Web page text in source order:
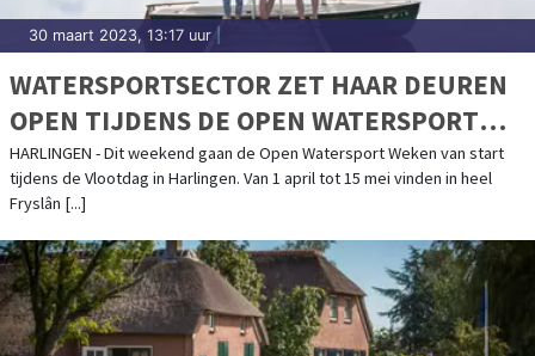
30 maart 2023, 13:17 uur
WATERSPORTSECTOR ZET HAAR DEUREN
OPEN TIJDENS DE OPEN WATERSPORT
WEKEN
HARLINGEN - Dit weekend gaan de Open Watersport Weken van start
tijdens de Vlootdag in Harlingen. Van 1 april tot 15 mei vinden in heel
Fryslân [...]